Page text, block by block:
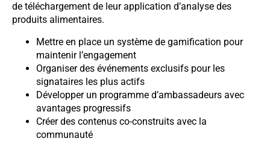
de téléchargement de leur application d’analyse des
produits alimentaires.
Mettre en place un système de gamification pour
maintenir l’engagement
Organiser des événements exclusifs pour les
signataires les plus actifs
Développer un programme d’ambassadeurs avec
avantages progressifs
Créer des contenus co-construits avec la
communauté